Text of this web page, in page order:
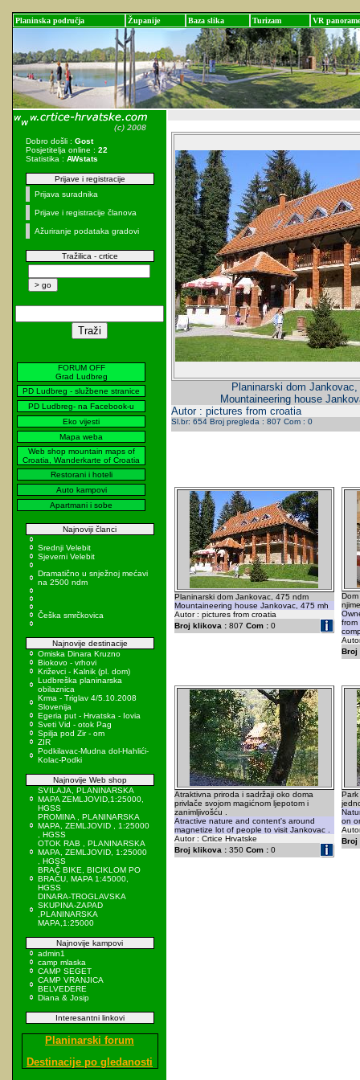
Planinska područja Županije Baza slika Turizam VR panorame
Dobro došli : Gost
Posjetitelja online : 22
Statistika : AWstats
Prijave i registracije
Prijava suradnika
Prijave i registracije članova
Ažuriranje podataka gradovi
Tražilica - crtice
FORUM OFF
Grad Ludbreg
PD Ludbreg - službene stranice
PD Ludbreg- na Facebook-u
Eko vijesti
Mapa weba
Web shop mountain maps of
Croatia, Wanderkarte of Croatia
Restorani i hoteli
Auto kampovi
Apartmani i sobe
Najnoviji članci
Srednji Velebit
Sjeverni Velebit
Dramatično u snježnoj mećavi
na 2500 ndm
Češka smrčkovica
Najnovije destinacije
Omiska Dinara Kruzno
Biokovo - vrhovi
Križevci - Kalnik (pl. dom)
Ludbreška planinarska
obilaznica
Krma - Triglav 4/5.10.2008
Slovenija
Egeria put - Hrvatska - Iovia
Sveti Vid - otok Pag
Spilja pod Zir - om
ZIR
Podkilavac-Mudna dol-Hahlići-
Kolac-Podki
Najnovije Web shop
SVILAJA, PLANINARSKA
MAPA ZEMLJOVID,1:25000,
HGSS
PROMINA , PLANINARSKA
MAPA, ZEMLJOVID , 1:25000
, HGSS
OTOK RAB , PLANINARSKA
MAPA, ZEMLJOVID, 1:25000
, HGSS
BRAČ BIKE, BICIKLOM PO
BRAČU, MAPA 1:45000,
HGSS
DINARA-TROGLAVSKA
SKUPINA-ZAPAD
,PLANINARSKA
MAPA,1:25000
Najnovije kampovi
admin1
camp mlaska
CAMP SEGET
CAMP VRANJICA
BELVEDERE
Diana & Josip
Interesantni linkovi
Planinarski forum
Destinacije po gledanosti
Planinarski dom Jankovac,
Mountaineering house
Autor : pictures from croatia
Sl.br: 654 Broj pregleda : 807 Com : 0
Planinarski dom Jankovac, 475 ndm
Mountaineering house Jankovac, 475 mh
Autor : pictures from croatia
Broj klikova :807 Com :0
from
Broj
Atraktivna priroda i sadržaji oko doma
privlače svojom magićnom ljepotom i
zanimljivošću .
Atractive nature and content's around
magnetize lot of people to visit Jankovac .
Autor : Crtice Hrvatske
Broj klikova :350 Com :0
on
Broj